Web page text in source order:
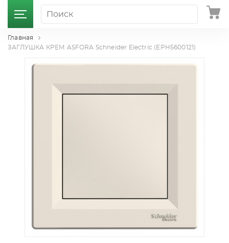
Главная
ЗАГЛУШКА КРЕМ ASFORA Schneider Electric (EPH5600121)